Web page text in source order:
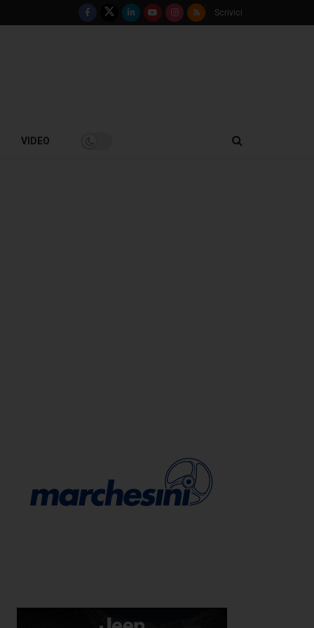
Scrivici
VIDEO